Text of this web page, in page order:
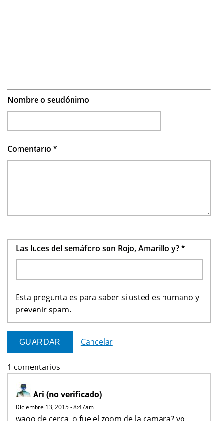
Nombre o seudónimo
Comentario *
Las luces del semáforo son Rojo, Amarillo y?*
Esta pregunta es para saber si usted es humano y
prevenir spam.
Cancelar
1 comentarios
Ari (no verificado)
Diciembre 13, 2015 - 8:47am
waoo de cerca, o fue el zoom de la camara? yo